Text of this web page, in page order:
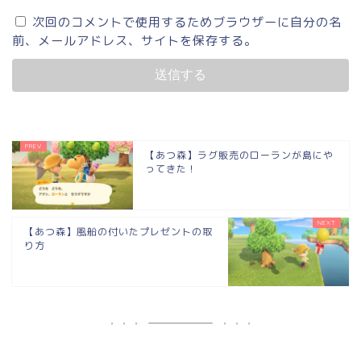
次回のコメントで使用するためブラウザーに自分の名
前、メールアドレス、サイトを保存する。
【あつ森】ラグ販売のローランが島にや
ってきた！
【あつ森】風船の付いたプレゼントの取
り方